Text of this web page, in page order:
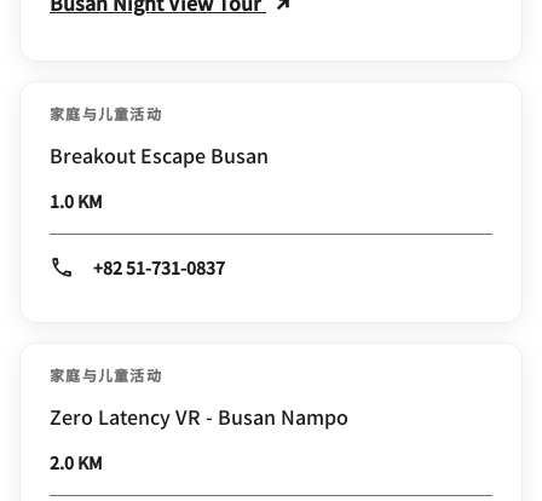
家庭与儿童活动
Breakout Escape Busan
1.0 KM
+82 51-731-0837
家庭与儿童活动
Zero Latency VR - Busan Nampo
2.0 KM